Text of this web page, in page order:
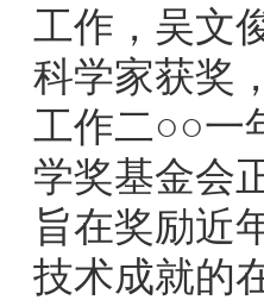
工作，吴文
科学家获奖
工作二○○一
学奖基金会
旨在奖励近
技术成就的